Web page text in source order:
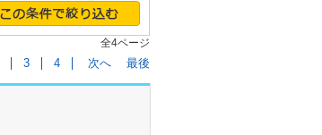
全4ページ
3 4 次へ 最後